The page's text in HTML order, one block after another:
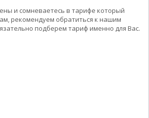
и сомневаетесь в тарифе который
рекомендуем обратиться к нашим
подберем тариф именно для Вас.